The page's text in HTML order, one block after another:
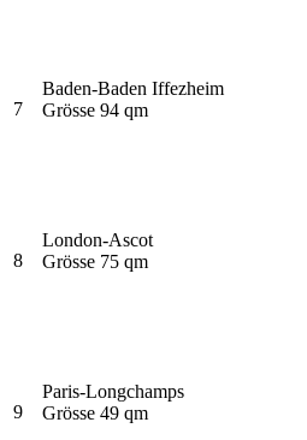
7
Baden-Baden Iffezheim
Grösse 94 qm
8
London-Ascot
Grösse 75 qm
9
Paris-Longchamps
Grösse 49 qm